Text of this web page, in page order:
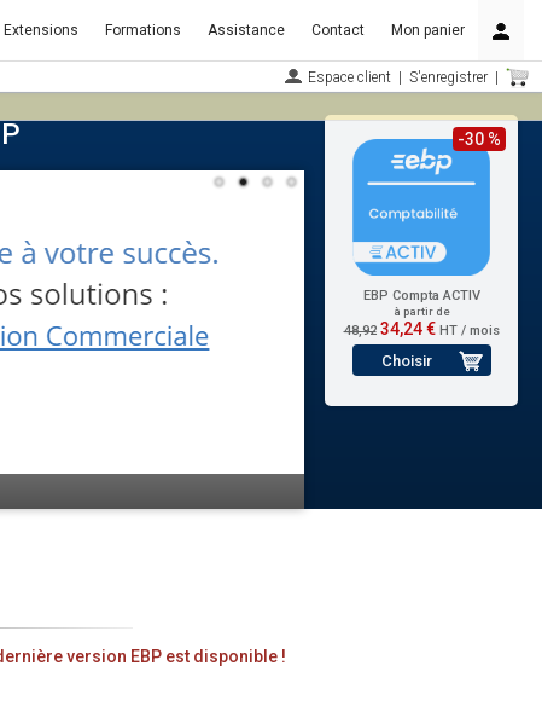
Extensions Formations Assistance Contact Mon panier
Espace client S'enregistrer
EBP Compta ACTIV
à partir de
48,92 34,24 €HT / mois
-30 %
Choisir
version EBP est disponible !